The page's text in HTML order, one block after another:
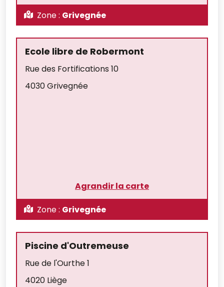
Zone : Grivegnée
Ecole libre de Robermont
Rue des Fortifications 10
4030 Grivegnée
Agrandir la carte
Zone : Grivegnée
Piscine d'Outreme​use
Rue de l'Ourthe 1
4020 Liège